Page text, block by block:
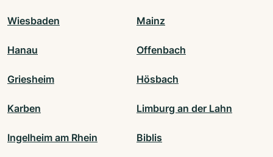
Wiesbaden Mainz
Hanau Offenbach
Griesheim Hösbach
Karben Limburg an der Lahn
Ingelheim am Rhein Biblis